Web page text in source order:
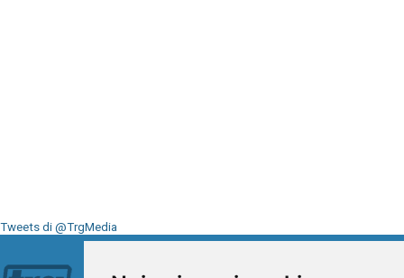
Tweets di @TrgMedia